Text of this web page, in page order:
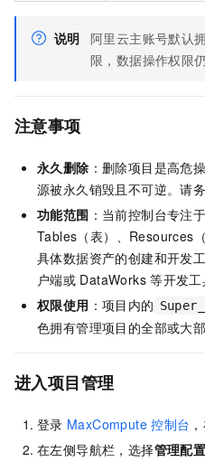
说明 阿里云主账号默认
限，数据操作权限
注意事项
永久删除 ：删除项目是高危
源被永久销毁且不可逆。请
功能范围 ：当前控制台专注
Tables（表）、Resources
具体数据资产的创建和开发
户端或 DataWorks 等开发工
权限使用 ：项目内的
色拥有管理项目的全部或大
进入项目管理
登录 MaxCompute 控制台
在左侧导航栏，选择管理配置